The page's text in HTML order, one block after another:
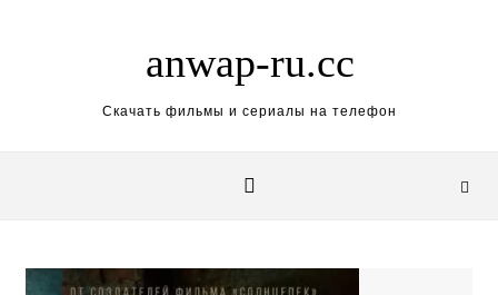
anwap-ru.cc
Скачать фильмы и сериалы на телефон